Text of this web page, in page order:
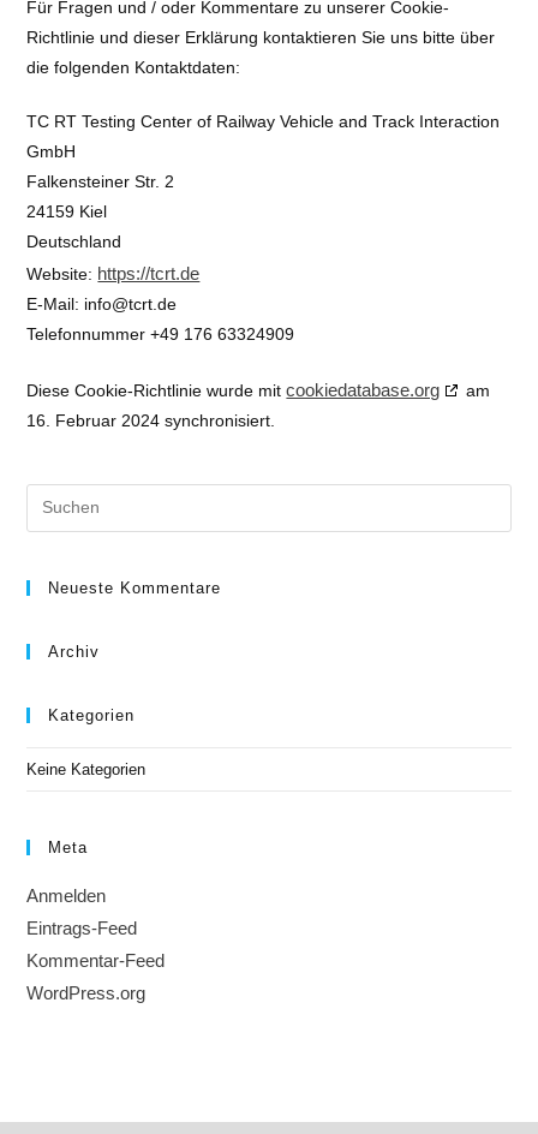
Für Fragen und / oder Kommentare zu unserer Cookie-
Richtlinie und dieser Erklärung kontaktieren Sie uns bitte über
die folgenden Kontaktdaten:
TC RT Testing Center of Railway Vehicle and Track Interaction
GmbH
Falkensteiner Str. 2
24159 Kiel
Deutschland
Website: https://tcrt.de
E-Mail: info@tcrt.de
Telefonnummer +49 176 63324909
Diese Cookie-Richtlinie wurde mitcookiedatabase.org
am
16. Februar 2024 synchronisiert.
Neueste Kommentare
Archiv
Kategorien
Keine Kategorien
Meta
Anmelden
Eintrags-Feed
Kommentar-Feed
WordPress.org